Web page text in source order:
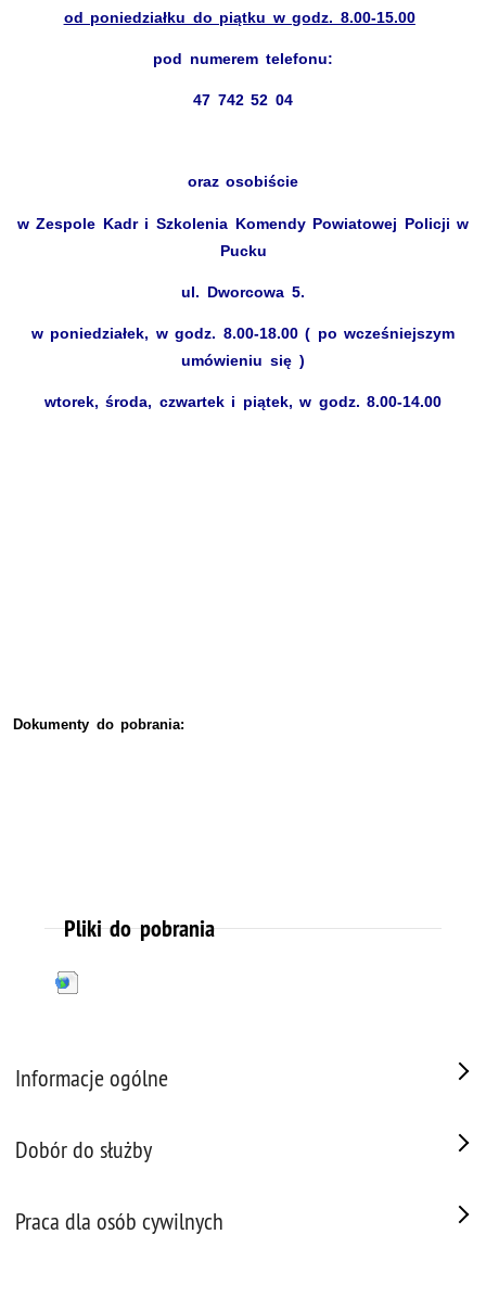
od poniedziałku do piątku w godz. 8.00-15.00
pod numerem telefonu:
47 742 52 04
orazosobiście
w Zespole Kadr i Szkolenia Komendy Powiatowej Policji w
Pucku
ul. Dworcowa 5.
w poniedziałek, w godz. 8.00-18.00 ( po wcześniejszym
umówieniu się )
wtorek, środa, czwartek i piątek, w godz. 8.00-14.00
Dokumenty do pobrania:
Pliki do pobrania
Informacje ogólne
Dobór do służby
Praca dla osób cywilnych